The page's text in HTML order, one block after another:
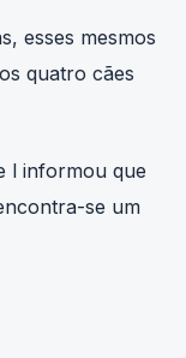
esses mesmos
quatro cães
informou que